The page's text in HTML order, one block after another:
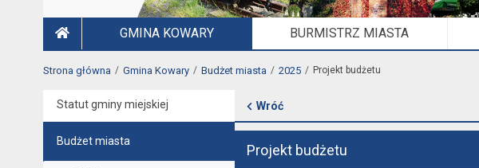
GMINA KOWARY BURMISTRZ MIASTA
Strona główna Gmina Kowary Budżet miasta 2025 Projekt budżetu
Statut gminy miejskiej
Budżet miasta
Wróć
Projekt budżetu